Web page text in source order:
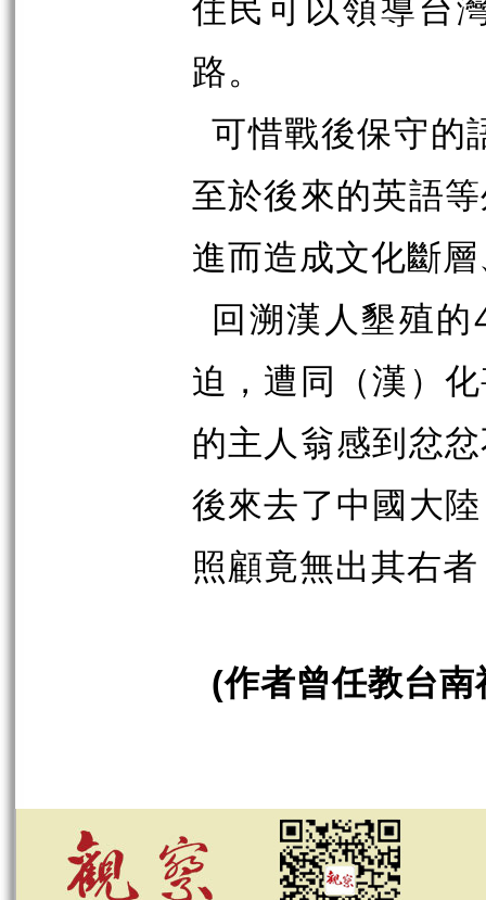
住民可以領導台
路。
可惜戰後保守的
至於後來的英語
進而造成文化斷
回溯漢人墾殖的
迫，遭同（漢）
的主人翁感到忿
後來去了中國大
照顧竟無出其右者
(作者曾任教台南